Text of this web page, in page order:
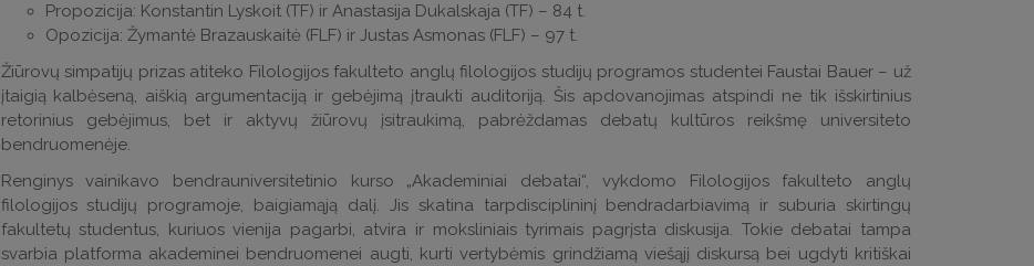
Propozicija: Konstantin Lyskoit (TF) ir Anastasija Dukalskaja (TF) – 84 t.
Opozicija: Žymantė Brazauskaitė (FLF) ir Justas Asmonas (FLF) – 97 t.
Žiūrovų simpatijų prizas atiteko Filologijos fakulteto anglų filologijos studijų programos studentei Faustai Bauer – už
įtaigią kalbėseną, aiškią argumentaciją ir gebėjimą įtraukti auditoriją. Šis apdovanojimas atspindi ne tik išskirtinius
retorinius gebėjimus, bet ir aktyvų žiūrovų įsitraukimą, pabrėždamas debatų kultūros reikšmę universiteto
bendruomenėje.
Renginys vainikavo bendrauniversitetinio kurso „Akademiniai debatai“, vykdomo Filologijos fakulteto anglų
filologijos studijų programoje, baigiamąją dalį. Jis skatina tarpdisciplininį bendradarbiavimą ir suburia skirtingų
fakultetų studentus, kuriuos vienija pagarbi, atvira ir moksliniais tyrimais pagrįsta diskusija. Tokie debatai tampa
svarbia platforma akademinei bendruomenei augti, kurti vertybėmis grindžiamą viešąjį diskursą bei ugdyti kritiškai